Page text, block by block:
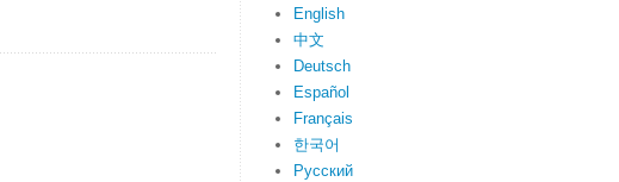
English
中文
Deutsch
Español
Français
한국어
Русский